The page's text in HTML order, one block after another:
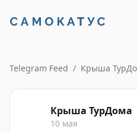
Telegram Feed / Крыша
Крыша ТурДома
10 мая